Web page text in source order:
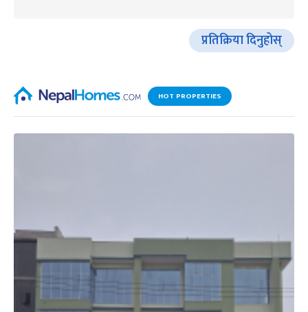
प्रतिक्रिया दिनुहोस्
HOT PROPERTIES